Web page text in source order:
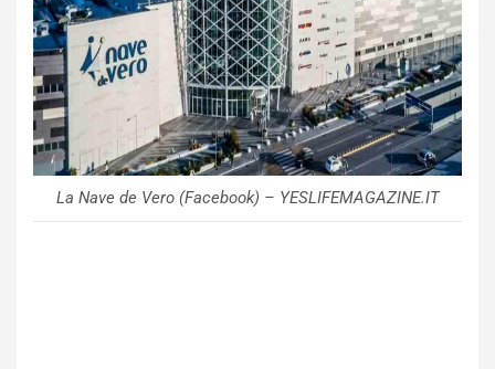
La Nave de Vero (Facebook) – YESLIFEMAGAZINE.IT